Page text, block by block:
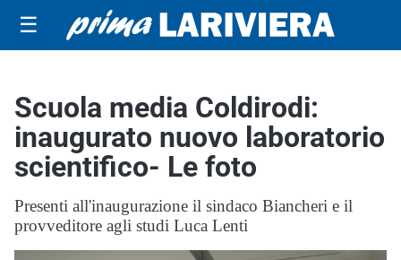
☰
Scuola media Coldirodi:
inaugurato nuovo laboratorio
scientifico- Le foto
Presenti all'inaugurazione il sindaco Biancheri e il
provveditore agli studi Luca Lenti